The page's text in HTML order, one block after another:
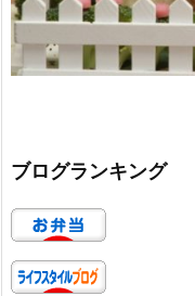
ブログランキング